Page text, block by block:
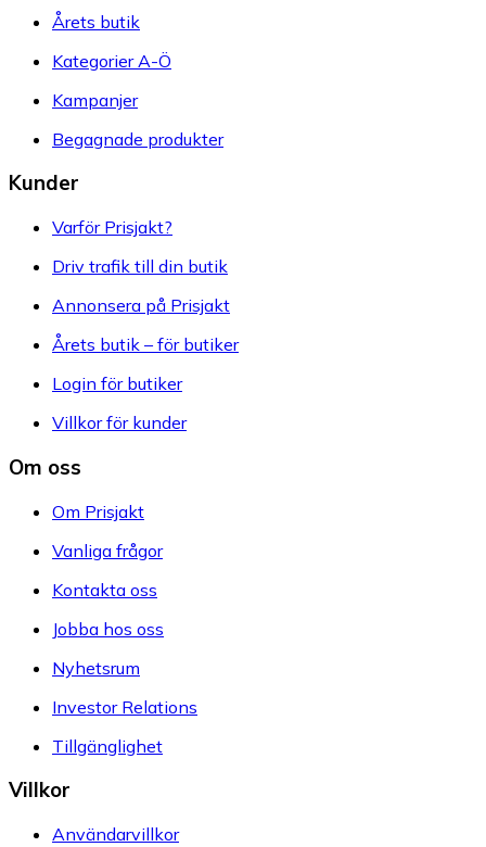
Årets butik
Kategorier A-Ö
Kampanjer
Begagnade produkter
Kunder
Varför Prisjakt?
Driv trafik till din butik
Annonsera på Prisjakt
Årets butik – för butiker
Login för butiker
Villkor för kunder
Om oss
Om Prisjakt
Vanliga frågor
Kontakta oss
Jobba hos oss
Nyhetsrum
Investor Relations
Tillgänglighet
Villkor
Användarvillkor